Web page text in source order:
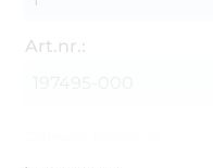
Art.nr.: